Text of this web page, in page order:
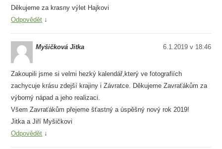
Děkujeme za krasny výlet Hajkovi
Odpovědět ↓
Myšičková Jitka 6.1.2019 v 18:46
Zakoupili jsme si velmi hezký kalendář,který ve fotografiích
zachycuje krásu zdejší krajiny i Závratce. Děkujeme Zavraťákům za
výborný nápad a jeho realizaci.
Všem Zavraťákům přejeme šťastný a úspěšný nový rok 2019!
Jitka a Jiří Myšičkovi
Odpovědět ↓